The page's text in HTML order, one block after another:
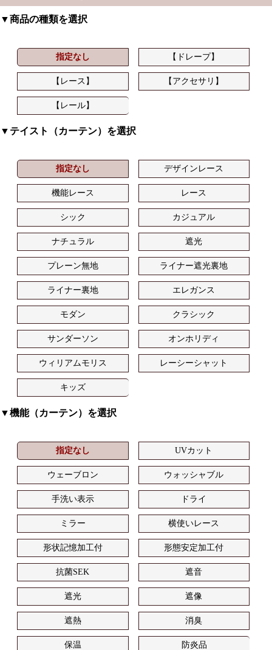
▼商品の種類を選択
指定なし 【ドレープ】
【レース】 【アクセサリ】
【レール】
▼テイスト（カーテン）を選択
指定なし デザインレース
機能レース レース
シック カジュアル
ナチュラル 遮光
プレーン無地 ライナー遮光裏地
ライナー裏地 エレガンス
モダン クラシック
サンダーソン オンホリディ
ウィリアムモリス レーシーシャット
キッズ
▼機能（カーテン）を選択
指定なし UVカット
ウェーブロン ウォッシャブル
手洗い表示 ドライ
ミラー 横使いレース
形状記憶加工付 形態安定加工付
抗菌SEK 遮音
遮光 遮像
遮熱 消臭
保温 防炎品